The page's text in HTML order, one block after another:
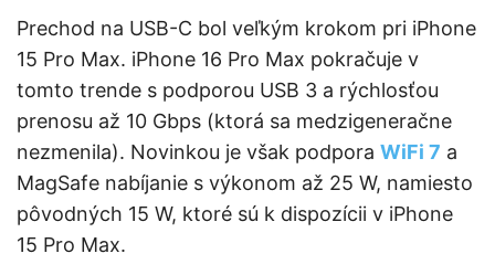
Prechod na USB-C bol veľkým krokom pri iPhone
15 Pro Max. iPhone 16 Pro Max pokračuje v
tomto trende s podporou USB 3 a rýchlosťou
prenosu až 10 Gbps (ktorá sa medzigeneračne
nezmenila). Novinkou je však podpora WiFi 7 a
MagSafe nabíjanie s výkonom až 25 W, namiesto
pôvodných 15 W, ktoré sú k dispozícii v iPhone
15 Pro Max.